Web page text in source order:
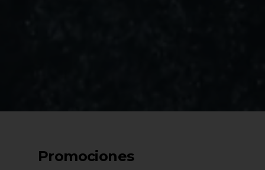
Promociones